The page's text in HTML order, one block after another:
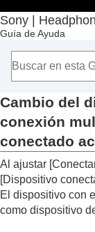
Sony |
Guía de Ayuda
Principio
Introducción
Utilización
Acerca
Connect
ruido (
Cambio del
conexión
conectado
Al ajustar [
[Dispositivo
El dispositivo con
como dispositivo